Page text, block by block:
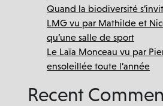
Quand la biodiversité
LMG vu par Mathilde et
qu’une salle de sport
Le Laïa Monceau vu par
ensoleillée toute l’année
Recent